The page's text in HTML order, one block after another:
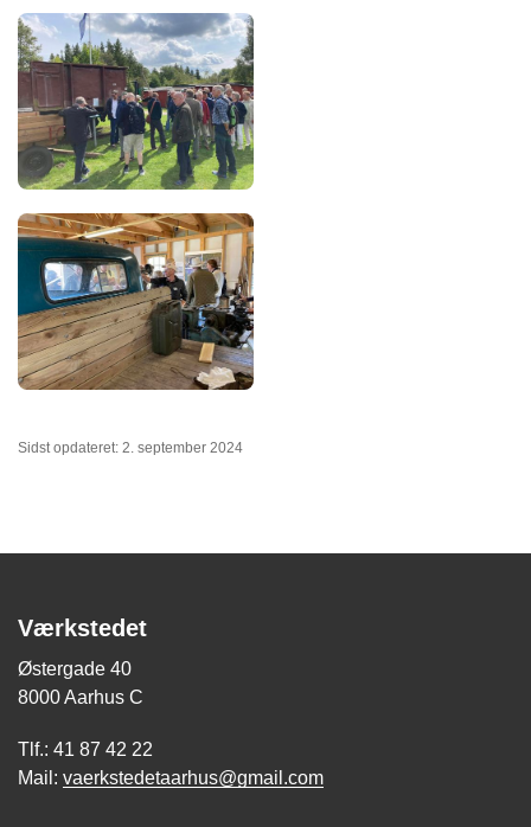
Sidst opdateret: 2. september 2024
Værkstedet
Østergade 40
8000 Aarhus C
Tlf.: 41 87 42 22
Mail: vaerkstedetaarhus@gmail.com